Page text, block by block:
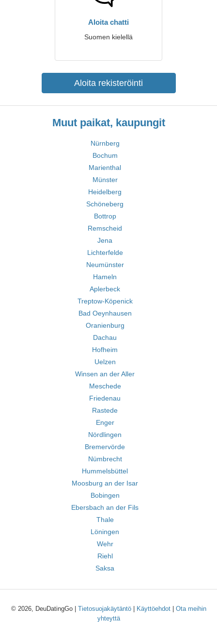
Aloita chatti
Suomen kielellä
Aloita rekisteröinti
Muut paikat, kaupungit
Nürnberg
Bochum
Marienthal
Münster
Heidelberg
Schöneberg
Bottrop
Remscheid
Jena
Lichterfelde
Neumünster
Hameln
Aplerbeck
Treptow-Köpenick
Bad Oeynhausen
Oranienburg
Dachau
Hofheim
Uelzen
Winsen an der Aller
Meschede
Friedenau
Rastede
Enger
Nördlingen
Bremervörde
Nümbrecht
Hummelsbüttel
Moosburg an der Isar
Bobingen
Ebersbach an der Fils
Thale
Löningen
Wehr
Riehl
Saksa
© 2026, DeuDatingGo | Tietosuojakäytäntö| Käyttöehdot| Ota meihin
yhteyttä